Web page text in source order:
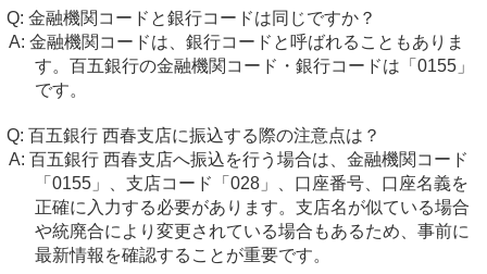
金融機関コードと銀行コードは同じですか？
金融機関コードは、銀行コードと呼ばれることもありま
す。百五銀行の金融機関コード・銀行コードは「0155」
です。
百五銀行 西春支店に振込する際の注意点は？
百五銀行 西春支店へ振込を行う場合は、金融機関コード
「0155」、支店コード「028」、口座番号、口座名義を
正確に入力する必要があります。支店名が似ている場合
や統廃合により変更されている場合もあるため、事前に
最新情報を確認することが重要です。